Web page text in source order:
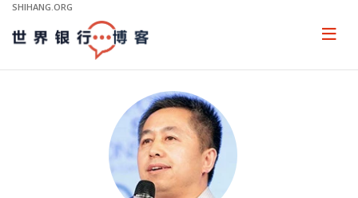
Skip
Main
Navigation
SHIHANG.ORG
Page